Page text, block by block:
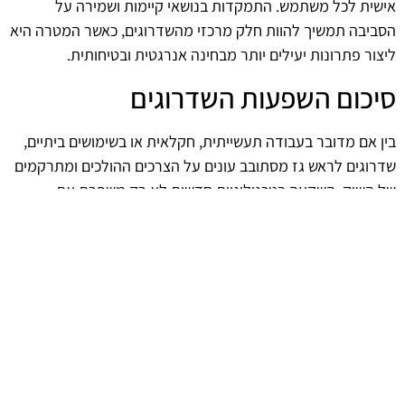
אישית לכל משתמש. התמקדות בנושאי קיימות ושמירה על
הסביבה תמשיך להוות חלק מרכזי מהשדרוגים, כאשר המטרה היא
ליצור פתרונות יעילים יותר מבחינה אנרגטית ובטיחותית.
סיכום השפעות השדרוגים
בין אם מדובר בעבודה תעשייתית, חקלאית או בשימושים ביתיים,
שדרוגים לראש גז מסתובב עונים על הצרכים ההולכים ומתרקמים
של השוק. השקעה בטכנולוגיות חדשות לא רק משפרת את